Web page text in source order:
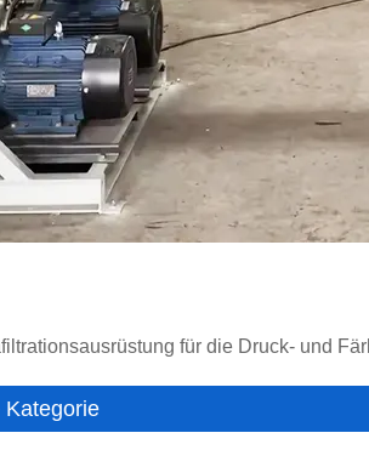
für die Druck- und
Kategorie